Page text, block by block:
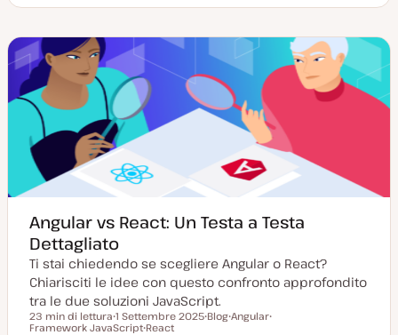
a
g
g
o
r
n
a
t
a
o
e
i
c
n
e
n
o
Angular vs React: Un Testa a Testa
Dettagliato
Ti stai chiedendo se scegliere Angular o React?
Chiarisciti le idee con questo confronto approfondito
tra le due soluzioni JavaScript.
Tempo di lettura
23 min di lettura
D
1 Settembre 2025 Blog Angular
Framework JavaScript React